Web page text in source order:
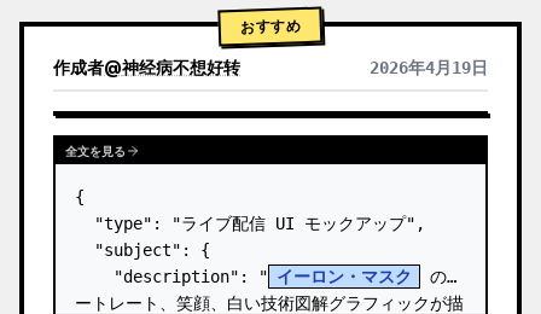
おすすめ
作成者@神经病不想好转 2026年4月19日
全文を見る
{
  "type": "ライブ配信 UI モックアップ",
  "subject": {
    "description": "
イーロン・マスク
のポ
ートレート、笑顔、白い技術図解グラフィックが描